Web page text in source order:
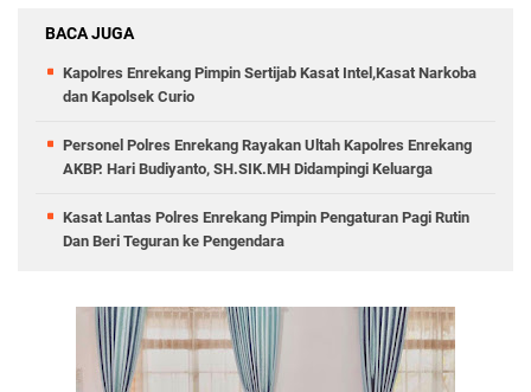
BACA JUGA
Kapolres Enrekang Pimpin Sertijab Kasat Intel,Kasat Narkoba
dan Kapolsek Curio
Personel Polres Enrekang Rayakan Ultah Kapolres Enrekang
AKBP. Hari Budiyanto, SH.SIK.MH Didampingi Keluarga
Kasat Lantas Polres Enrekang Pimpin Pengaturan Pagi Rutin
Dan Beri Teguran ke Pengendara